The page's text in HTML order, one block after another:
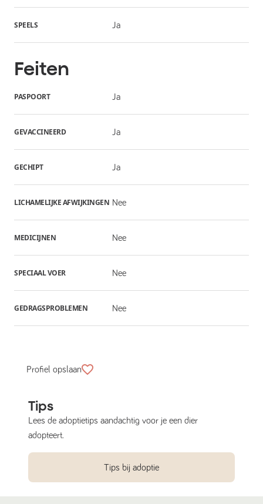
SPEELS Ja
Feiten
PASPOORT Ja
GEVACCINEERD Ja
GECHIPT Ja
LICHAMELIJKE AFWIJKINGEN Nee
MEDICIJNEN Nee
SPECIAAL VOER Nee
GEDRAGSPROBLEMEN Nee
Profiel opslaan
Tips
Lees de adoptietips aandachtig voor je een dier
adopteert.
Tips bij adoptie